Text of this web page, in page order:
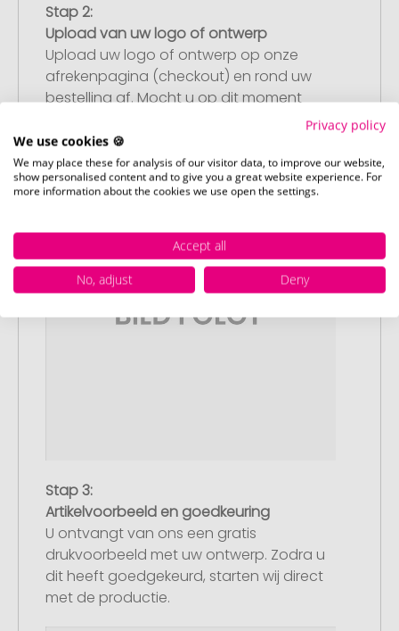
Stap 2:
Upload van uw logo of ontwerp
Upload uw logo of ontwerp op onze
afrekenpagina (checkout) en rond uw
bestelling af. Mocht u op dit moment
hebben, dan kunt u dit later aanleveren.
Stap 3:
Artikelvoorbeeld en goedkeuring
U ontvangt van ons een gratis
drukvoorbeeld met uw ontwerp. Zodra u
dit heeft goedgekeurd, starten wij direct
met de productie.
Privacy policy
We use cookies 🍪
We may place these for analysis of our visitor data, to improve our website,
show personalised content and to give you a great website experience. For
more information about the cookies we use open the settings.
Accept all
No, adjust
Deny